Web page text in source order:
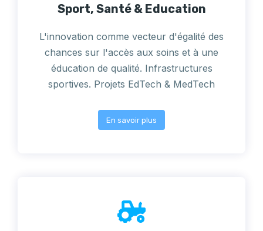
Sport, Santé & Education
L'innovation comme vecteur d'égalité des
chances sur l'accès aux soins et à une
éducation de qualité. Infrastructures
sportives. Projets EdTech & MedTech
En savoir plus